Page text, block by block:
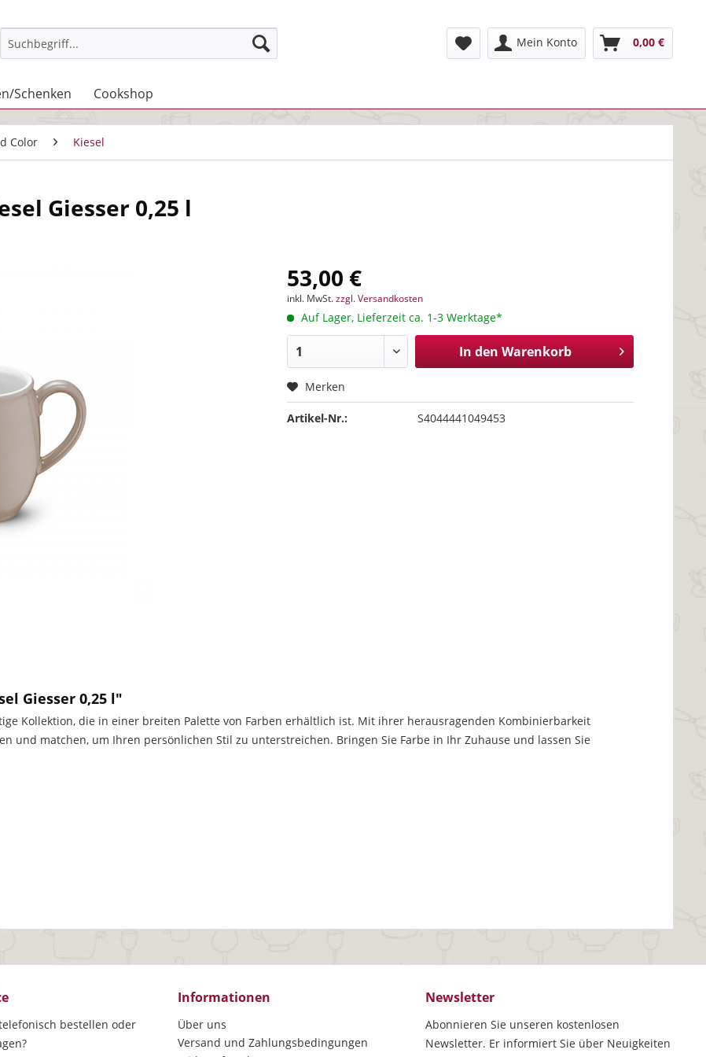
Mein Konto 0,00 €
Schenken Cookshop
Color Kiesel
Giesser 0,25 l
53,00 €
inkl. MwSt.zzgl. Versandkosten
Auf Lager, Lieferzeit ca. 1-3 Werktage*
In den Warenkorb
Merken
Artikel-Nr.: S4044441049453
Giesser 0,25 l"
Kollektion, die in einer breiten Palette von Farben erhältlich ist. Mit ihrer herausragenden Kombinierbarkeit
und matchen, um Ihren persönlichen Stil zu unterstreichen. Bringen Sie Farbe in Ihr Zuhause und lassen Sie
bestellen oder
Informationen
Über uns
Versand und Zahlungsbedingungen
Newsletter
Abonnieren Sie unseren kostenlosen
Newsletter. Er informiert Sie über Neuigkeiten